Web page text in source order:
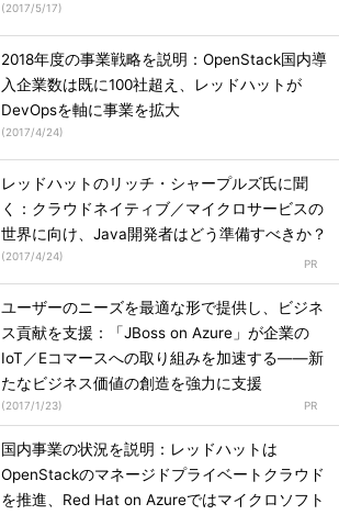
(2017/5/17)
2018年度の事業戦略を説明：OpenStack国内導
入企業数は既に100社超え、レッドハットが
DevOpsを軸に事業を拡大
(2017/4/24)
レッドハットのリッチ・シャープルズ氏に聞
く：クラウドネイティブ／マイクロサービスの
世界に向け、Java開発者はどう準備すべきか？
(2017/4/24)
ユーザーのニーズを最適な形で提供し、ビジネ
ス貢献を支援：「JBoss on Azure」が企業の
IoT／Eコマースへの取り組みを加速する――新
たなビジネス価値の創造を強力に支援
(2017/1/23)
国内事業の状況を説明：レッドハットは
OpenStackのマネージドプライベートクラウド
を推進、Red Hat on Azureではマイクロソフト